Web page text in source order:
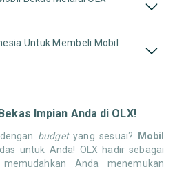
Untuk Membeli Mobil
Impian Anda di OLX!
budgetyang sesuai? Mobil
untuk Anda! OLX hadir sebagai
Anda menemukan